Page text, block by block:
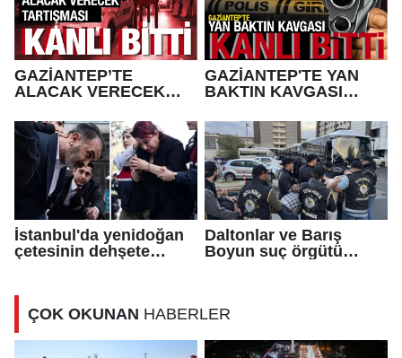
GAZİANTEP’TE
ALACAK VERECEK
BİTTİ
GAZİANTEP'TE YAN
BAKTIN KAVGASI
İstanbul'da yenidoğan
çetesinin dehşete
Daltonlar ve Barış
Boyun suç örgütü
ÇOK OKUNAN HABERLER